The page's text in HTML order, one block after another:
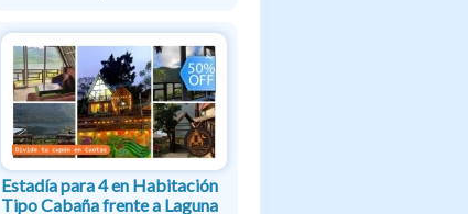
Estadía para 4 en Habitación
Tipo Cabaña frente a Laguna